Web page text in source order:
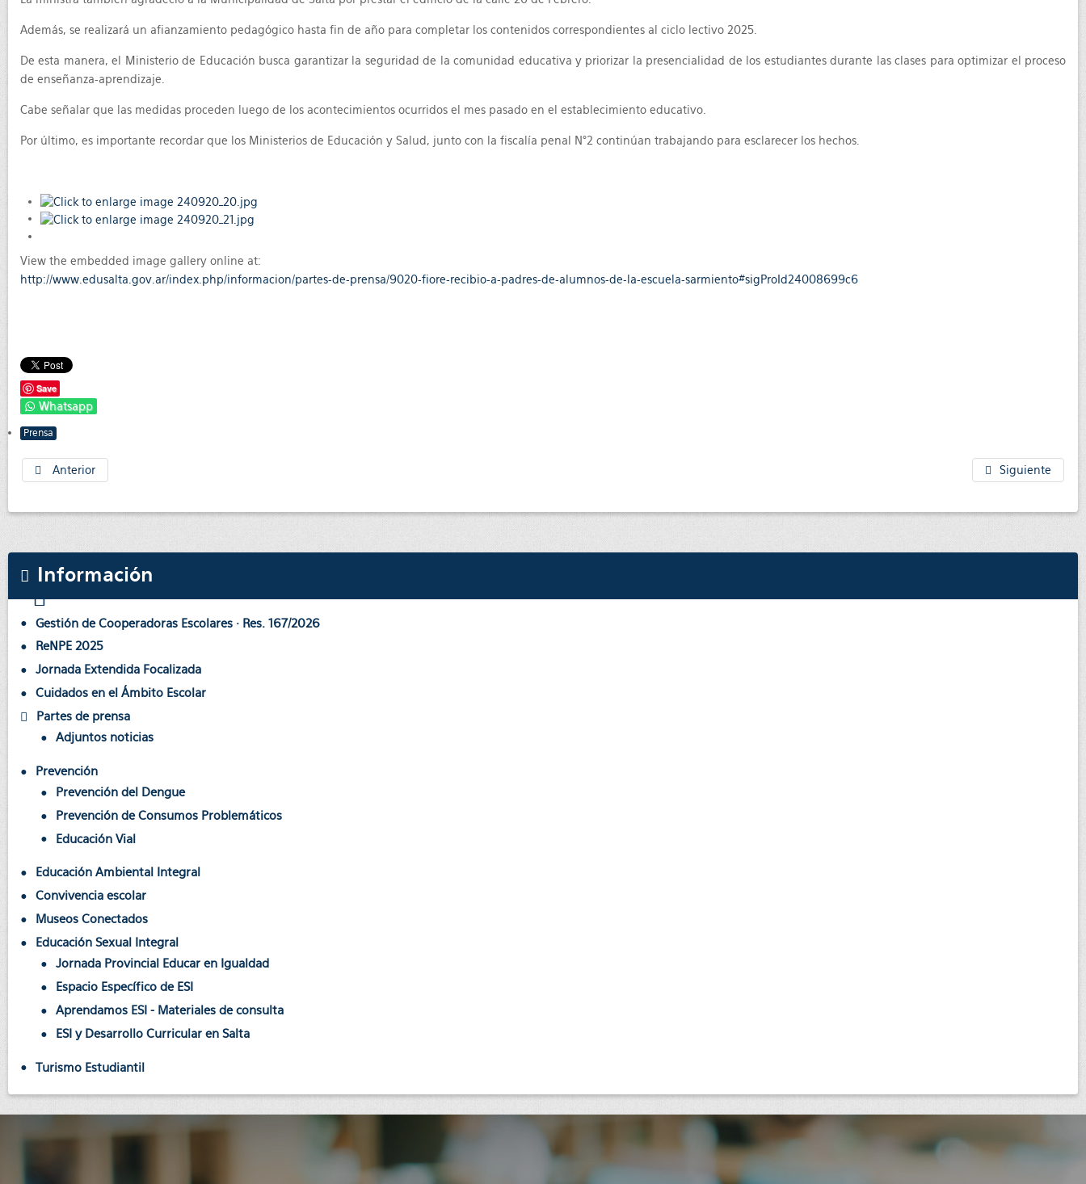
Además, se realizará un afianzamiento pedagógico hasta fin de año para completar los contenidos correspondientes al ciclo lectivo 2025.
De esta manera, el Ministerio de Educación busca garantizar la seguridad de la comunidad educativa y priorizar la presencialidad de los estudiantes durante las clases para optimizar el proceso
de enseñanza-aprendizaje.
Cabe señalar que las medidas proceden luego de los acontecimientos ocurridos el mes pasado en el establecimiento educativo.
Por último, es importante recordar que los Ministerios de Educación y Salud, junto con la fiscalía penal N°2 continúan trabajando para esclarecer los hechos.
View the embedded image gallery online at:
http://www.edusalta.gov.ar/index.php/informacion/partes-de-prensa/9020-fiore-recibio-a-padres-de-alumnos-de-la-escuela-sarmiento#sigProId24008699c6
Save
Whatsapp
Prensa
Anterior Siguiente
Información
Gestión de Cooperadoras Escolares · Res. 167/2026
ReNPE 2025
Jornada Extendida Focalizada
Cuidados en el Ámbito Escolar
Partes de prensa
Adjuntos noticias
Prevención
Prevención del Dengue
Prevención de Consumos Problemáticos
Educación Vial
Educación Ambiental Integral
Convivencia escolar
Museos Conectados
Educación Sexual Integral
Jornada Provincial Educar en Igualdad
Espacio Específico de ESI
Aprendamos ESI - Materiales de consulta
ESI y Desarrollo Curricular en Salta
Turismo Estudiantil